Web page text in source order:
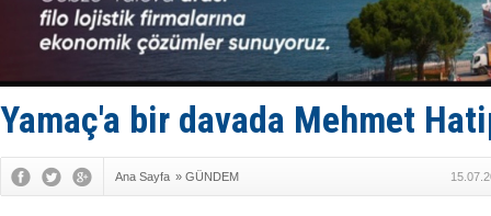
Denizcilik
‘14.
Taksi
SOCAR
Yamaç'a bir davada Mehmet
Ana Sayfa » GÜNDEM